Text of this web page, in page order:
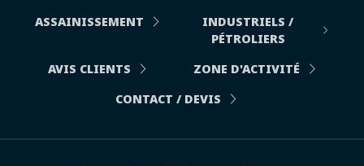
ASSAINISSEMENT
INDUSTRIELS /
PÉTROLIERS
AVIS CLIENTS
ZONE D'ACTIVITÉ
CONTACT / DEVIS